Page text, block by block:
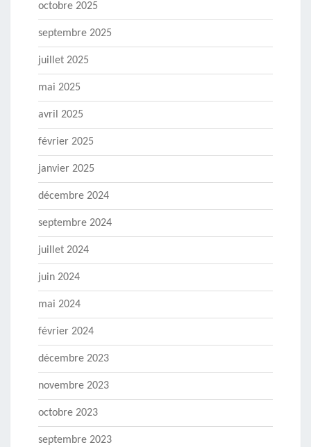
octobre 2025
septembre 2025
juillet 2025
mai 2025
avril 2025
février 2025
janvier 2025
décembre 2024
septembre 2024
juillet 2024
juin 2024
mai 2024
février 2024
décembre 2023
novembre 2023
octobre 2023
septembre 2023